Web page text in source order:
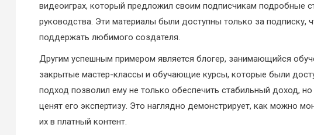
видеоиграх, который предложил своим подписчикам подробные
руководства. Эти материалы были доступны только за подписку,
поддержать любимого создателя.
Другим успешным примером является блогер, занимающийся
закрытые мастер-классы и обучающие курсы, которые были
подход позволил ему не только обеспечить стабильный доход,
ценят его экспертизу. Это наглядно демонстрирует, как можно
их в платный контент.